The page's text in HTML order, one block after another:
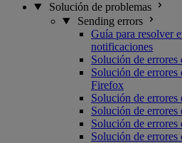
Solución de problemas
Sending errors
Guía para resolver
notificaciones
Solución de
Solución de
Firefox
Solución de errores
Solución de
Solución de errores
Solución de